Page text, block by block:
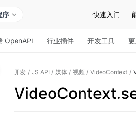
序 快速入门
OpenAPI 行业插件 开发工具
开发 / JS API / 媒体 / 视频 / VideoContext /